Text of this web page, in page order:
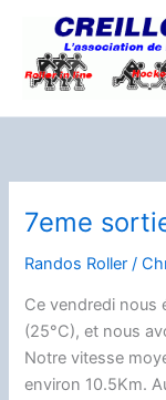
contenu
7eme
Randos Roller /
Ce vendredi nous
(25°C), et nous
Notre vitesse
environ 10.5Km.